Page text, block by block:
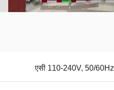
एसी 110-240V, 50/60Hz